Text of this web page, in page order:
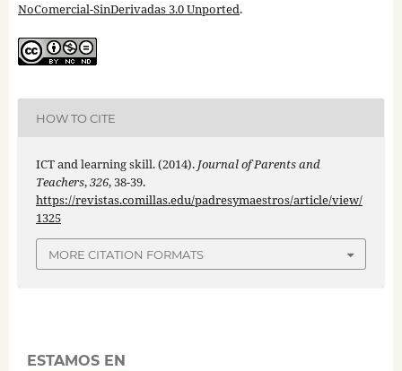
NoComercial-SinDerivadas 3.0 Unported.
HOW TO CITE
ICT and learning skill. (2014). Journal of Parents and
Teachers,326, 38-39.
https://revistas.comillas.edu/padresymaestros/article/view/
1325
MORE CITATION FORMATS
ESTAMOS EN